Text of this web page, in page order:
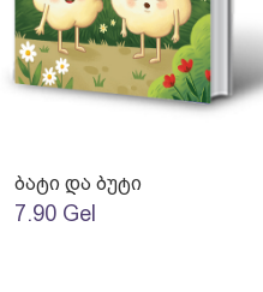
ბატი და ბუტი
7.90 Gel